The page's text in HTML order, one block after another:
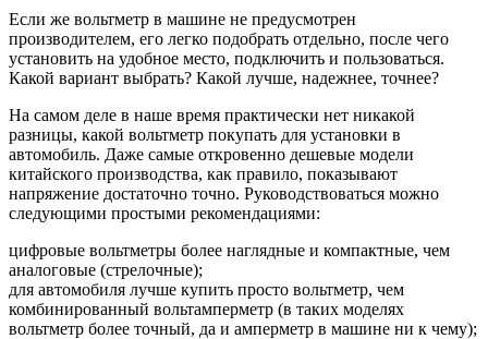
Если же вольтметр в машине не предусмотрен
производителем, его легко подобрать отдельно, после чего
установить на удобное место, подключить и пользоваться.
Какой вариант выбрать? Какой лучше, надежнее, точнее?
На самом деле в наше время практически нет никакой
разницы, какой вольтметр покупать для установки в
автомобиль. Даже самые откровенно дешевые модели
китайского производства, как правило, показывают
напряжение достаточно точно. Руководствоваться можно
следующими простыми рекомендациями:
цифровые вольтметры более наглядные и компактные, чем
аналоговые (стрелочные);
для автомобиля лучше купить просто вольтметр, чем
комбинированный вольтамперметр (в таких моделях
вольтметр более точный, да и амперметр в машине ни к чему);